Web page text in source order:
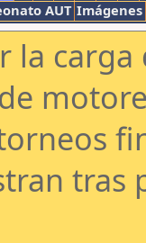
AUT Imágenes
la
tras